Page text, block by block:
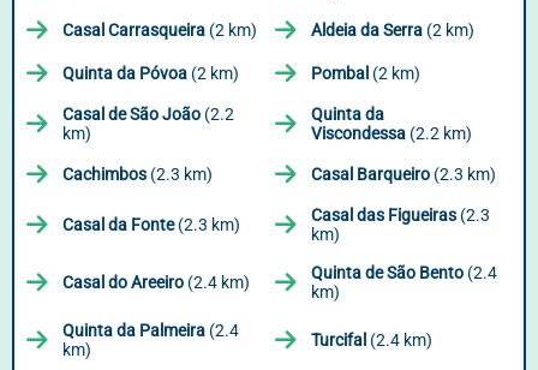
Casal Carrasqueira (2 km) Aldeia da Serra (2 km)
Quinta da Póvoa (2 km) Pombal (2 km)
Casal de São João (2.2
km)
Quinta da
Viscondessa (2.2 km)
Cachimbos (2.3 km) Casal Barqueiro (2.3 km)
Casal da Fonte(2.3 km) Casal das Figueiras (2.3
km)
Casal do Areeiro (2.4 km) Quinta de São Bento (2.4
km)
Quinta da Palmeira (2.4
km)
Turcifal (2.4 km)